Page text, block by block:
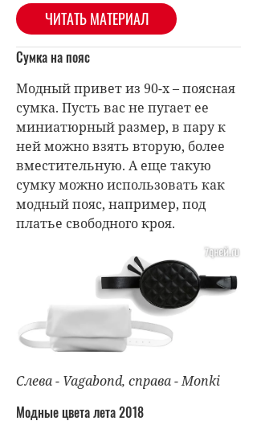
ЧИТАТЬ МАТЕРИАЛ
Сумка на пояс
Модный привет из 90-х – поясная
сумка. Пусть вас не пугает ее
миниатюрный размер, в пару к
ней можно взять вторую, более
вместительную. А еще такую
сумку можно использовать как
модный пояс, например, под
платье свободного кроя.
Слева - Vagabond, справа - Monki
Модные цвета лета 2018